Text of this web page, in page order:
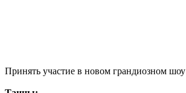
Принять участие в новом грандиозном